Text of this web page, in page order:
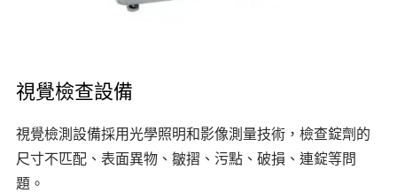
視覺檢查設備
視覺檢測設備採用光學照明和影像測量技術，檢查錠劑的
尺寸不匹配、表面異物、皺摺、污點、破損、連錠等問
題。